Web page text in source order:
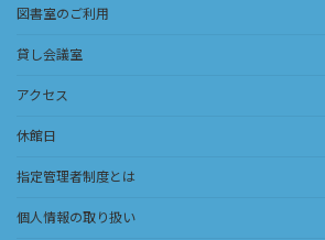
図書室のご利用
貸し会議室
アクセス
休館日
指定管理者制度とは
個人情報の取り扱い